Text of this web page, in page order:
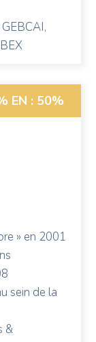
» en 2001
sein de la
&
EN : 50%